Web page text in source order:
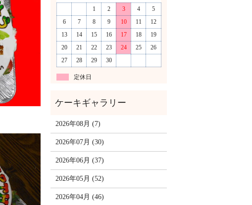
1
2 3 4
5
6
7 8 9 10 11
12
13
14 15 16 17 18
19
20
21 22 23 24 25
26
27
28 29 30
定休日
2026年08月 (7)
2026年07月 (30)
2026年06月 (37)
2026年05月 (52)
2026年04月 (46)